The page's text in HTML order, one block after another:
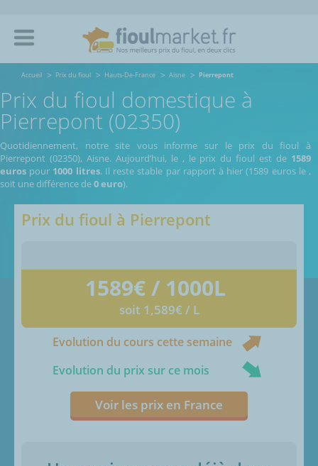
Accueil Prix du fioul Hauts-De-France Aisne Pierrepont
Prix du fioul domestique à
Pierrepont (02350)
Quotidiennement, notre site vous informe sur le prix du fioul à
Pierrepont (02350), Aisne. Aujourd’hui, le , le prix du fioul est de 1589
euros pour 1000 litres. Il reste stable par rapport à hier (1589 euros le,
soit une différence de0 euro).
Prix du fioul à Pierrepont
1589€ / 1000L
soit 1,589€ / L
Evolution du cours cette semaine
Evolution du prix sur ce mois
Voir les prix en France